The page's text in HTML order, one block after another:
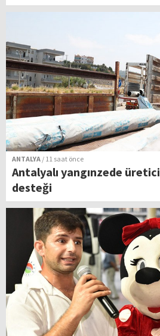
ANTALYA / 11 saat önce
Antalyalı yangınzede
desteği